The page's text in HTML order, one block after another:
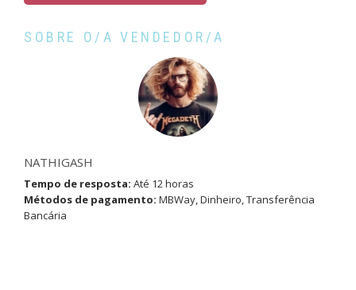
SOBRE O/A VENDEDOR/A
NATHIGASH
Tempo de resposta: Até 12 horas
Métodos de pagamento: MBWay, Dinheiro, Transferência
Bancária